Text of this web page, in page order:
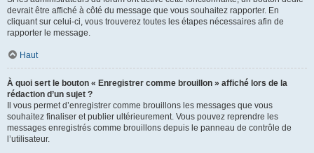
devrait être affiché à côté du message que vous souhaitez rapporter. En
cliquant sur celui-ci, vous trouverez toutes les étapes nécessaires afin de
rapporter le message.
Haut
À quoi sert le bouton « Enregistrer comme brouillon » affiché lors de la
rédaction d’un sujet ?
Il vous permet d’enregistrer comme brouillons les messages que vous
souhaitez finaliser et publier ultérieurement. Vous pouvez reprendre les
messages enregistrés comme brouillons depuis le panneau de contrôle de
l’utilisateur.